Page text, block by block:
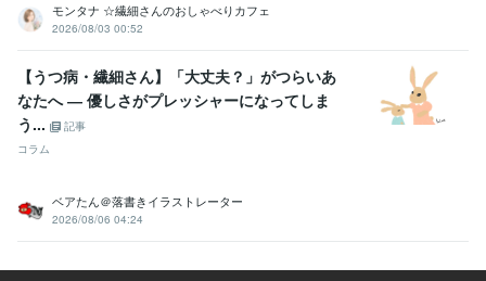
モンタナ ☆繊細さんのおしゃべりカフェ
2026/08/03 00:52
【うつ病・繊細さん】「大丈夫？」がつらいあ
なたへ ― 優しさがプレッシャーになってしま
う...
記事
コラム
ベアたん＠落書きイラストレーター
2026/08/06 04:24